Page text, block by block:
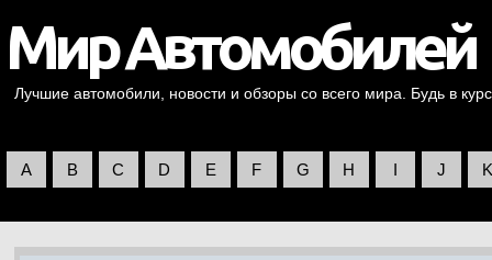
Лучшие автомобили, новости и обзоры со всего мира. Будь в
A B C D E F G H I J K